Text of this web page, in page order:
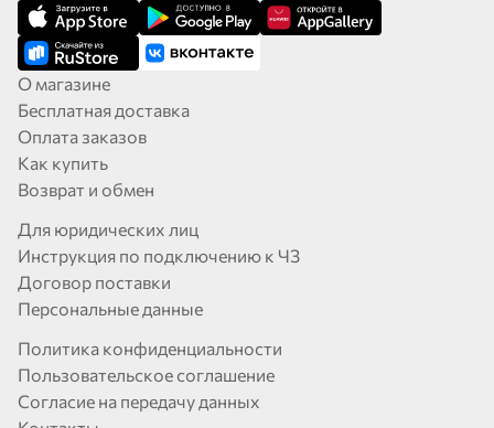
О магазине
Бесплатная доставка
Оплата заказов
Как купить
Возврат и обмен
Для юридических лиц
Инструкция по подключению к ЧЗ
Договор поставки
Персональные данные
Политика конфиденциальности
Пользовательское соглашение
Согласие на передачу данных